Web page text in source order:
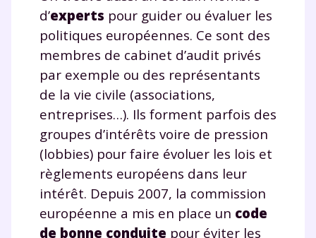
d’experts pour guider ou évaluer les
politiques européennes. Ce sont des
membres de cabinet d’audit privés
par exemple ou des représentants
de la vie civile (associations,
entreprises…). Ils forment parfois des
groupes d’intérêts voire de pression
(lobbies) pour faire évoluer les lois et
règlements européens dans leur
intérêt. Depuis 2007, la commission
européenne a mis en place un code
de bonne conduite pour éviter les
TESTER GRATUITEMENT
* Votre code d'accès sera envoyé à cette adresse e-mail. En
renseignant votre e-mail, vous consentez à ce que vos
données à caractère personnel soient traitées par SEJER, sous
la marque myMaxicours, afin que SEJER puisse vous donner
accès au service de soutien scolaire pendant 24h. Pour en
savoir plus sur la gestion de vos données personnelles et
pour exercer vos droits, vous pouvez consulternotre
charte
J’accepte de recevoir les actualités et des
communications de la part de
myMaxicours.